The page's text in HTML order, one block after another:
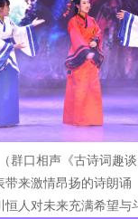
（群口相声《古诗词趣谈
带来激情昂扬的诗朗诵
人对未来充满希望与